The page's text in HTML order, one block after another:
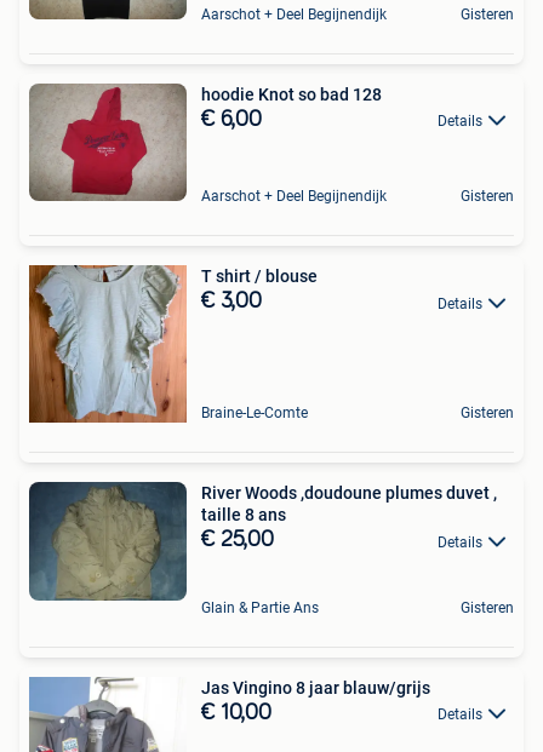
Aarschot + Deel Begijnendijk Gisteren
hoodie Knot so bad 128
€ 6,00 Details
Aarschot + Deel Begijnendijk Gisteren
T shirt / blouse
€ 3,00 Details
Braine-Le-Comte Gisteren
River Woods ,doudoune plumes duvet ,
taille 8 ans
€ 25,00 Details
Glain & Partie Ans Gisteren
Jas Vingino 8 jaar blauw/grijs
€ 10,00 Details